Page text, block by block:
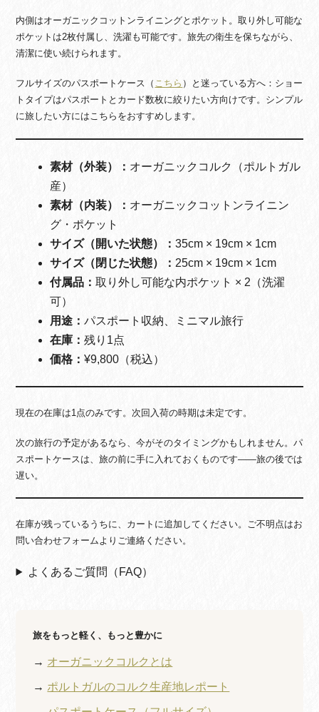
内側はオーガニックコットンライニングとポケット。取り外し可能な
ポケットは2枚付属し、洗濯も可能です。旅先の衛生を保ちながら、
清潔に使い続けられます。
フルサイズのパスポートケース（ こちら ）と迷っている方へ：ショー
トタイプはパスポートとカード数枚に絞りたい方向けです。シンプル
に旅したい方にはこちらをおすすめします。
素材（外装）： オーガニックコルク（ポルトガル
産）
素材（内装）： オーガニックコットンライニン
グ・ポケット
サイズ（開いた状態）：35cm × 19cm × 1cm
サイズ（閉じた状態）： 25cm × 19cm × 1cm
付属品：取り外し可能な内ポケット × 2（洗濯
可）
用途：パスポート収納、ミニマル旅行
在庫：残り1点
価格：¥9,800（税込）
現在の在庫は1点のみです。次回入荷の時期は未定です。
次の旅行の予定があるなら、今がそのタイミングかもしれません。パ
スポートケースは、旅の前に手に入れておくものです——旅の後では
遅い。
在庫が残っているうちに、カートに追加してください。ご不明点はお
問い合わせフォームよりご連絡ください。
よくあるご質問（FAQ）
旅をもっと軽く、もっと豊かに
→ オーガニックコルクとは
→ ポルトガルのコルク生産地レポート